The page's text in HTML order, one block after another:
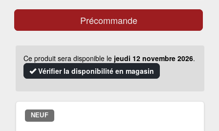
Précommande
Ce produit sera disponible le jeudi 12 novembre 2026.
Vérifier la disponibilité en magasin
NEUF